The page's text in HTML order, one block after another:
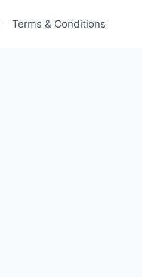
Terms & Conditions